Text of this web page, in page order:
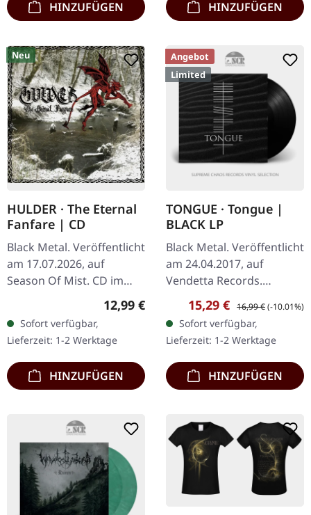
HINZUFÜGEN HINZUFÜGEN
Neu
HULDER · The Eternal
Fanfare | CD
Black Metal. Veröffentlicht
am 17.07.2026, auf
Season Of Mist. CD im
Jewelcase mit 12-seitigem
Booklet. 2022 hatte
Hulder eine neue
Entwicklungsstufe…
Regulärer Preis:
12,99 €
Sofort verfügbar,
Lieferzeit: 1-2 Werktage
HINZUFÜGEN
Angebot
Limited
TONGUE · Tongue |
BLACK LP
Black Metal. Veröffentlicht
am 24.04.2017, auf
Vendetta Records.
Schwarzes Vinyl,
Download-Code, limitiert
auf 200 Exemplare. Was
für ein…
Verkaufspreis:
15,29 € Regulärer Preis:
16,99 €(-10.01%)
Sofort verfügbar,
Lieferzeit: 1-2 Werktage
HINZUFÜGEN